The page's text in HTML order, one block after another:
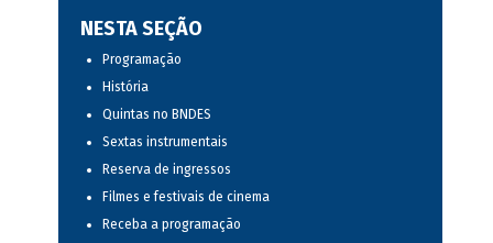
NESTA SEÇÃO
Programação
História
Quintas no BNDES
Sextas instrumentais
Reserva de ingressos
Filmes e festivais de cinema
Receba a programação